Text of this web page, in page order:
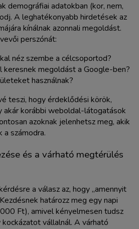
demográfiai adatokban (kor, nem,
A leghatékonyabb hirdetések az
kínálnak azonnali megoldást.
perszónát:
néz szembe a célcsoportod?
keresnek megoldást a Google-ben?
használnak?
teszi, hogy érdeklődési körök,
akár korábbi weboldal-látogatások
azoknak jelenhetsz meg, akik
a számodra.
és a várható megtérülés
a válasz az, hogy „amennyit
határozz meg egy napi
Ft), amivel kényelmesen tudsz
vállalnál. A várható